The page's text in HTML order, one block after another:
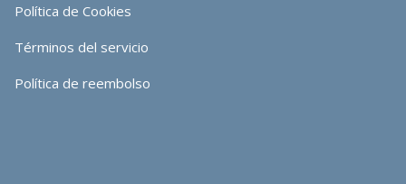
Política de Cookies
Términos del servicio
Política de reembolso